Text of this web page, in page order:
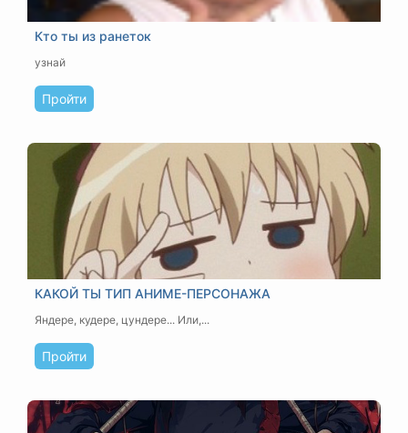
Кто ты из ранеток
узнай
Пройти
КАКОЙ ТЫ ТИП АНИМЕ-ПЕРСОНАЖА
Яндере, кудере, цундере... Или,...
Пройти